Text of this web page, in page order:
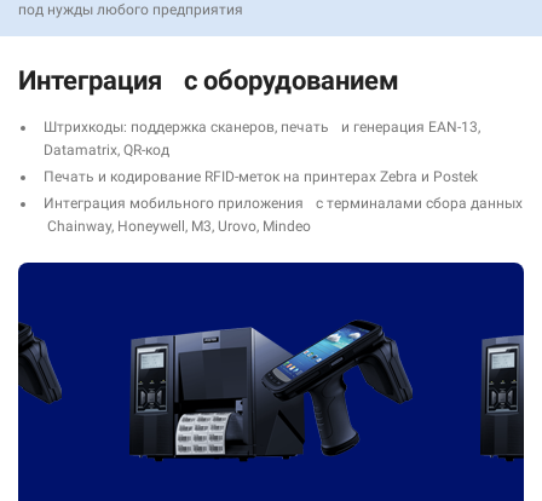
под нужды любого предприятия
Интеграция с оборудованием
Штрихкоды: поддержка сканеров, печать и генерация EAN-13,
Datamatrix, QR-код
Печать и кодирование RFID-меток на принтерах Zebra и Postek
Интеграция мобильного приложения с терминалами сбора данных
Chainway, Нoneywell, M3, Urovo, Mindeo